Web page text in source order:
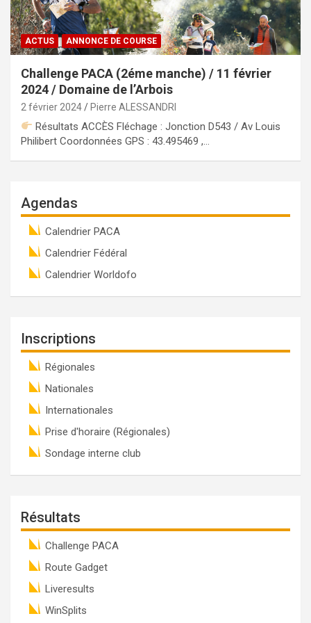
ACTUS ANNONCE DE COURSE
Challenge PACA (2éme manche) / 11 février
2024 / Domaine de l’Arbois
2 février 2024 Pierre ALESSANDRI
Résultats ACCÈS Fléchage : Jonction D543 / Av Louis
Philibert Coordonnées GPS : 43.495469 ,…
Agendas
Calendrier PACA
Calendrier Fédéral
Calendrier Worldofo
Inscriptions
Régionales
Nationales
Internationales
Prise d'horaire (Régionales)
Sondage interne club
Résultats
Challenge PACA
Route Gadget
Liveresults
WinSplits